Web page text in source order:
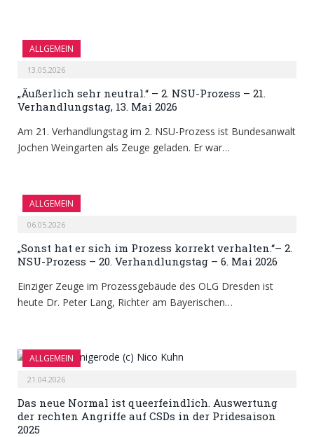
ALLGEMEIN
13.05.2026
„Äußerlich sehr neutral.“ – 2. NSU-Prozess – 21.
Verhandlungstag, 13. Mai 2026
Am 21. Verhandlungstag im 2. NSU-Prozess ist Bundesanwalt
Jochen Weingarten als Zeuge geladen. Er war…
ALLGEMEIN
06.05.2026
„Sonst hat er sich im Prozess korrekt verhalten.“– 2.
NSU-Prozess – 20. Verhandlungstag – 6. Mai 2026
Einziger Zeuge im Prozessgebäude des OLG Dresden ist
heute Dr. Peter Lang, Richter am Bayerischen…
ALLGEMEIN
21.04.2026
Das neue Normal ist queerfeindlich. Auswertung
der rechten Angriffe auf CSDs in der Pridesaison
2025